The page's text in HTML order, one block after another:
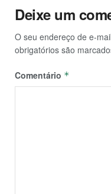
Deixe um
O seu endereço de e-
obrigatórios são
Comentário *